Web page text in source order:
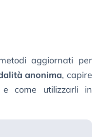
aggiornati per
anonima, capire
come utilizzarli in